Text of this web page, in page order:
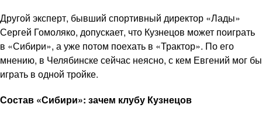
Другой эксперт, бывший спортивный директор «Лады»
Сергей Гомоляко, допускает, что Кузнецов может поиграть
в «Сибири», а уже потом поехать в «Трактор». По его
мнению, в Челябинске сейчас неясно, с кем Евгений мог бы
играть в одной тройке.
Состав «Сибири»: зачем клубу Кузнецов